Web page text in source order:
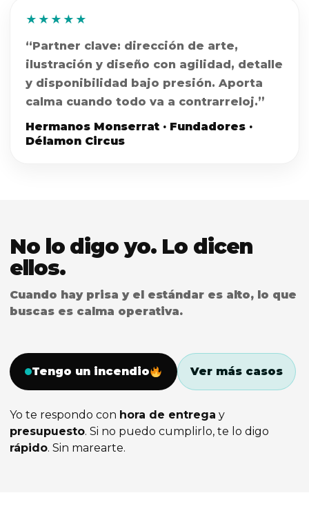
★★★★★
“Partner clave: dirección de arte,
ilustración y diseño con agilidad, detalle
y disponibilidad bajo presión. Aporta
calma cuando todo va a contrarreloj.”
Hermanos Monserrat · Fundadores ·
Délamon Circus
No lo digo yo. Lo dicen
ellos.
Cuando hay prisa y el estándar es alto, lo que
buscas es calma operativa.
Tengo un incendio Ver más casos
Yo te respondo con hora de entrega y
presupuesto. Si no puedo cumplirlo, te lo digo
rápido. Sin marearte.